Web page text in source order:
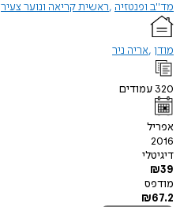
מד"ב ופנטזיה ראשית קריאה ונוער צעיר
מודן אריה ניר
320 עמודים
אפריל
2016
דיגיטלי
₪39
מודפס
₪67.2